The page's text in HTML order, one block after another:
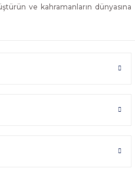
ve kahramanların dünyasına